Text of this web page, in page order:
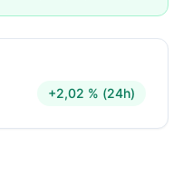
+2,02 % (24h)